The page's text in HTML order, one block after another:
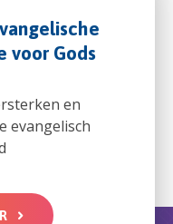
voor Gods
en
evangelisch